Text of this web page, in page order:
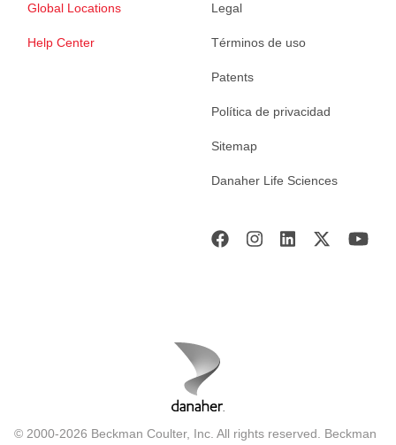
Global Locations
Help Center
Legal
Términos de uso
Patents
Política de privacidad
Sitemap
Danaher Life Sciences
© 2000-2026 Beckman Coulter, Inc. All rights reserved. Beckman